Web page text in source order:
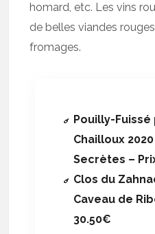
homard, etc. Les vins
de belles viandes
fromages.
Pouilly-
Chailloux
Secrètes –
Clos du
Caveau de
30.50€